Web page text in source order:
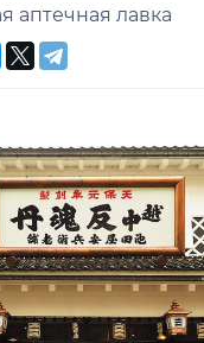
аптечная лавка